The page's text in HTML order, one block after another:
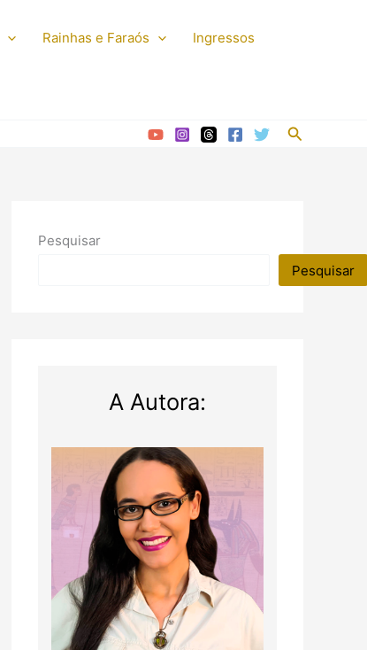
Rainhas e Faraós Ingressos
Pesquisar
Pesquisar
Pesquisar
A Autora: